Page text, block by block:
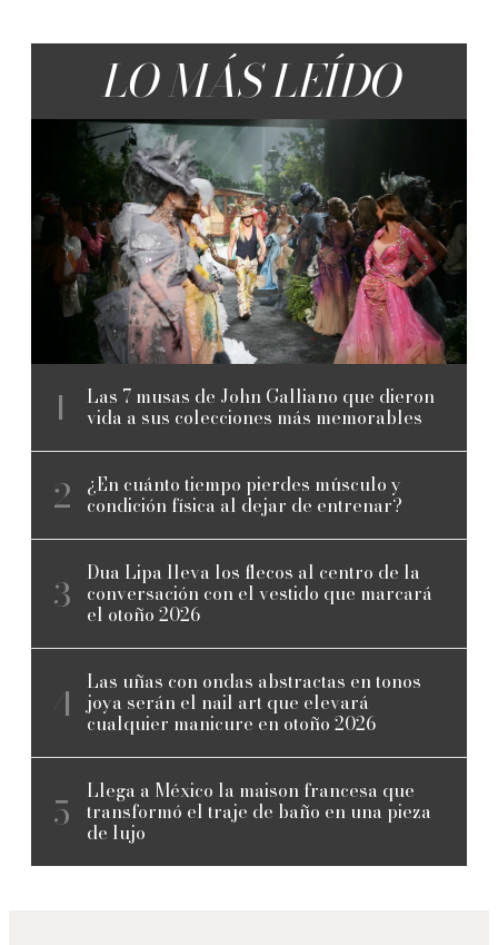
LO MÁS LEÍDO
Las 7 musas de John Galliano que dieron
vida a sus colecciones más memorables
¿En cuánto tiempo pierdes músculo y
condición física al dejar de entrenar?
Dua Lipa lleva los flecos al centro de la
conversación con el vestido que marcará
el otoño 2026
Las uñas con ondas abstractas en tonos
joya serán el nail art que elevará
cualquier manicure en otoño 2026
Llega a México la maison francesa que
transformó el traje de baño en una pieza
de lujo